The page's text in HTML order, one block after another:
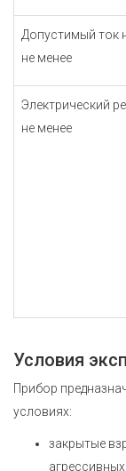
Допустимый ток
не менее
Электрический
не менее
Условия
Прибор
условиях:
закрытые